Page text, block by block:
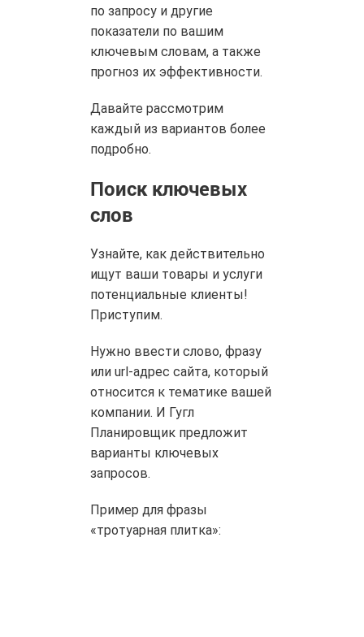
по запросу и другие
показатели по вашим
ключевым словам, а также
прогноз их эффективности.
Давайте рассмотрим
каждый из вариантов более
подробно.
Поиск ключевых
слов
Узнайте, как действительно
ищут ваши товары и услуги
потенциальные клиенты!
Приступим.
Нужно ввести слово, фразу
или url-адрес сайта, который
относится к тематике вашей
компании. И Гугл
Планировщик предложит
варианты ключевых
запросов.
Пример для фразы
«тротуарная плитка»: